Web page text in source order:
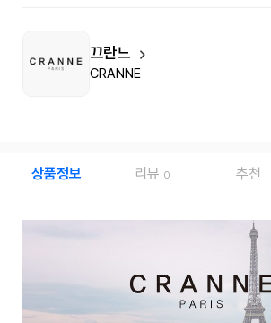
끄란느
CRANNE
상품정보 리뷰 0 추천